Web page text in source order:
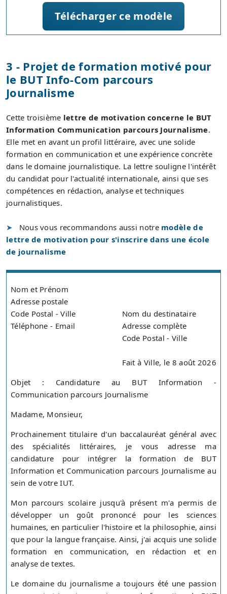
Télécharger ce modèle
3 - Projet de formation motivé pour
le BUT Info-Com parcours
Journalisme
Cette troisième lettre de motivation concerne le BUT
Information Communication parcours Journalisme.
Elle met en avant un profil littéraire, avec une solide
formation en communication et une expérience concrète
dans le domaine journalistique. La lettre souligne l'intérêt
du candidat pour l'actualité internationale, ainsi que ses
compétences en rédaction, analyse et techniques
journalistiques.
Nous vous recommandons aussi notre modèle de
lettre de motivation pour s'inscrire dans une école
de journalisme
Nom et Prénom
Adresse postale
Code Postal - Ville
Téléphone - Email
Nom du destinataire
Adresse complète
Code Postal - Ville
Fait à Ville, le 8 août 2026
Objet : Candidature au BUT Information -
Communication parcours Journalisme
Madame, Monsieur,
Prochainement titulaire d'un baccalauréat général avec
des spécialités littéraires, je vous adresse ma
candidature pour intégrer la formation de BUT
Information et Communication parcours Journalisme au
sein de votre IUT.
Mon parcours scolaire jusqu'à présent m'a permis de
développer un goût prononcé pour les sciences
humaines, en particulier l'histoire et la philosophie, ainsi
que pour la langue française. Ainsi, j'ai acquis une solide
formation en communication, en rédaction et en
analyse de textes.
Le domaine du journalisme a toujours été une passion